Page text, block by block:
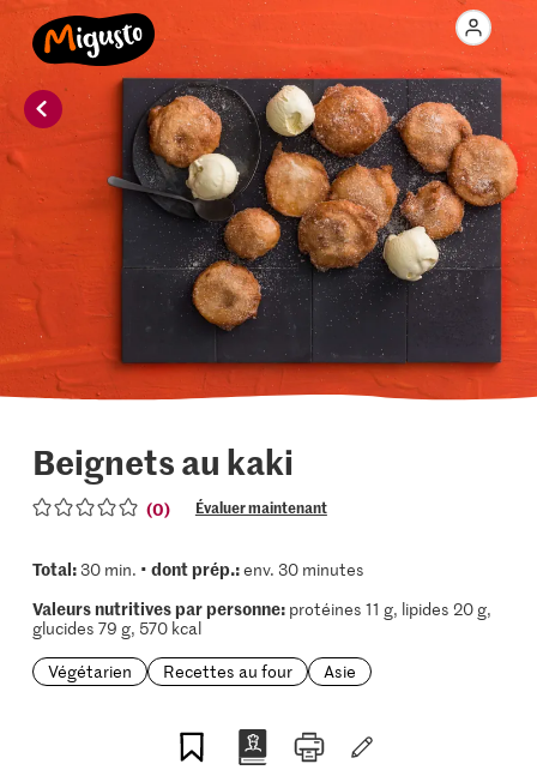
Beignets au kaki
(0) Évaluer maintenant
Total:30 min. • dont prép.:env. 30 minutes
Valeurs nutritives par personne:protéines 11 g, lipides 20 g,
glucides 79 g, 570 kcal
Végétarien
Recettes au four Asie